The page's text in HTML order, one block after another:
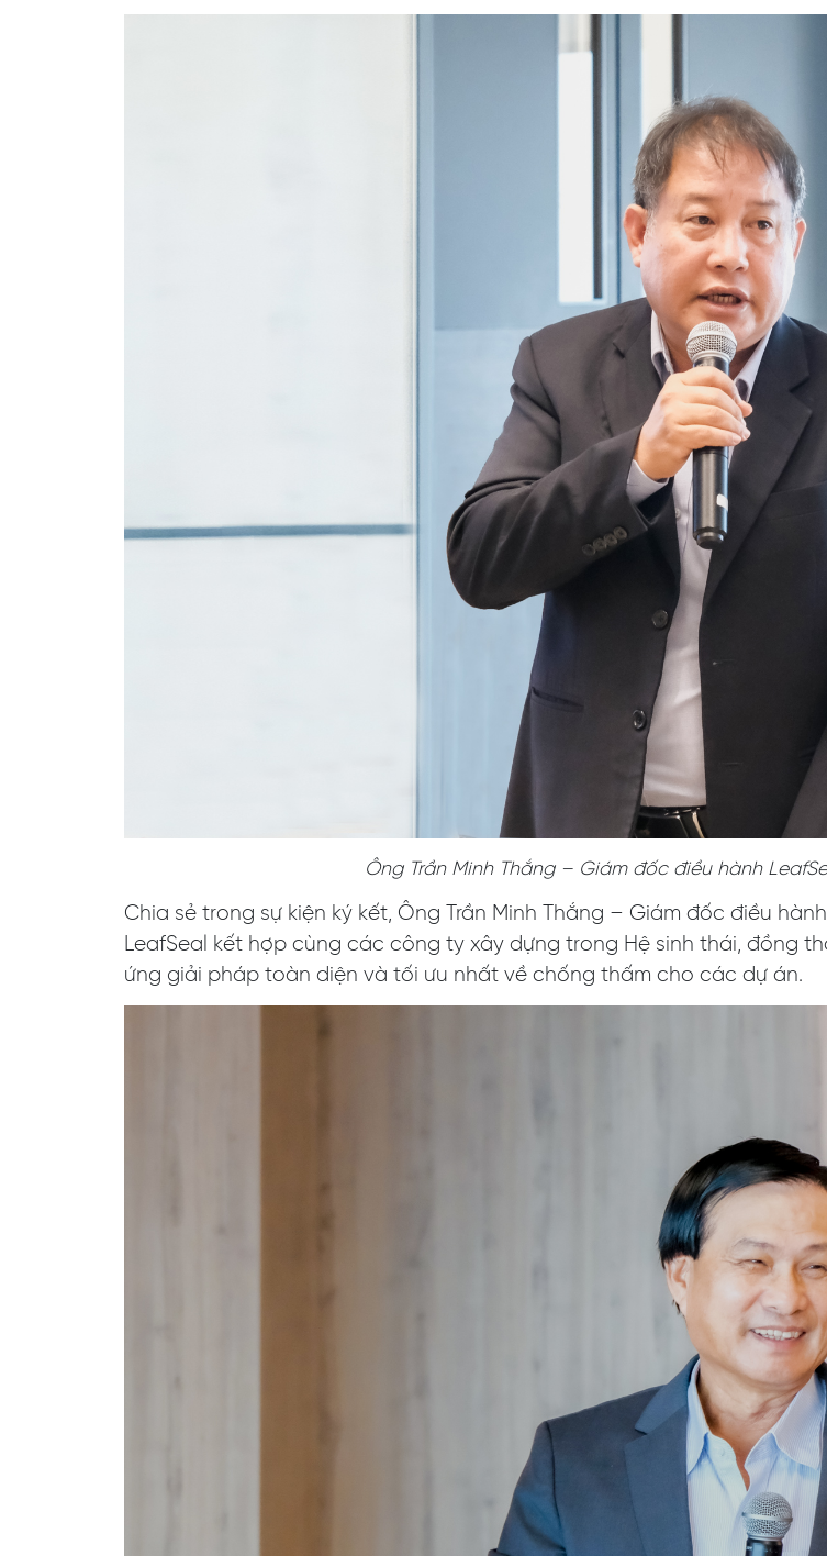
Ông Trần Minh Thắng – Giám đốc điều hành
Chia sẻ trong sự kiện ký kết, Ông Trần Minh Thắng – Giám đốc điều
LeafSeal kết hợp cùng các công ty xây dựng trong Hệ sinh thái, đồng
ứng giải pháp toàn diện và tối ưu nhất về chống thấm cho các dự án.